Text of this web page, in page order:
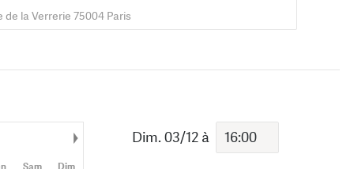
de la Verrerie 75004 Paris
Mois suivantDim. 03/12 à